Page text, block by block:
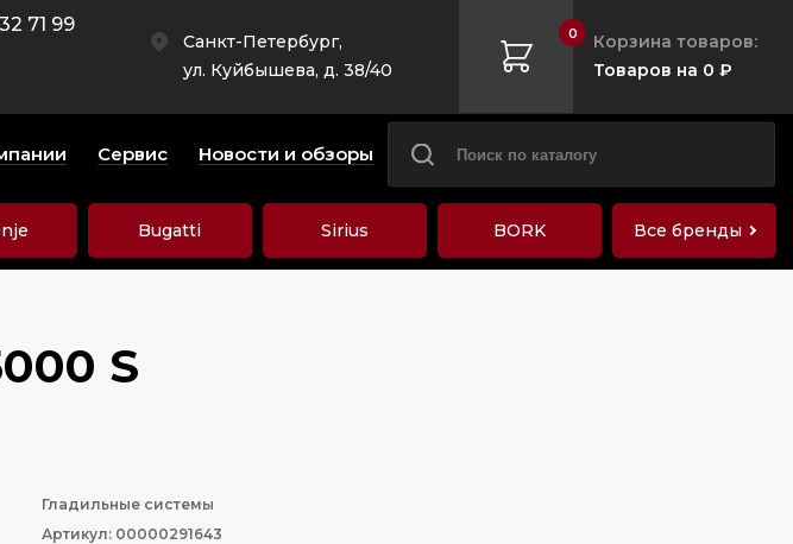
71 99
Санкт-Петербург,
ул. Куйбышева, д. 38/40
0
Корзина товаров:
Товаров на 0 ₽
Сервис Новости и обзоры
Bugatti Sirius BORK Все бренды
S
Гладильные системы
Артикул: 00000291643